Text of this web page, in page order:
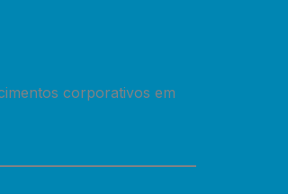
corporativos em